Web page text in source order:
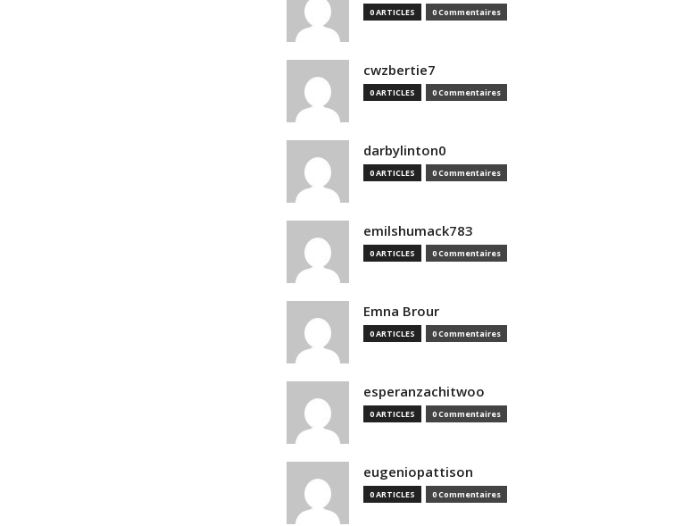
0 ARTICLES 0 Commentaires
cwzbertie7
0 ARTICLES 0 Commentaires
darbylinton0
0 ARTICLES 0 Commentaires
emilshumack783
0 ARTICLES 0 Commentaires
Emna Brour
0 ARTICLES 0 Commentaires
esperanzachitwoo
0 ARTICLES 0 Commentaires
eugeniopattison
0 ARTICLES 0 Commentaires